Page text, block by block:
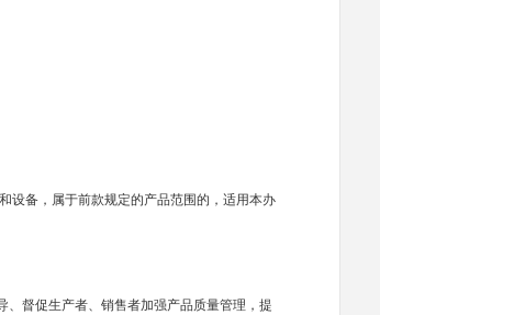
设备，属于前款规定的产品范围的，适用本办
督促生产者、销售者加强产品质量管理，提